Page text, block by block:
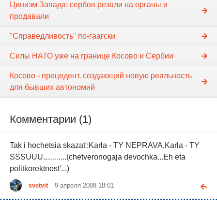
Цинизм Запада: сербов резали на органы и
продавали
"Справедливость" по-гаагски
Силы НАТО уже на границе Косово и Сербии
Косово - прецедент, создающий новую реальность
для бывших автономий
Комментарии (1)
Tak i hochetsia skazat':Karla - TY NEPRAVA,Karla - TY
SSSUUU............(chetveronogaja devochka...Eh eta
politkorektnost'...)
svetvit 9 апреля 2008 18:01